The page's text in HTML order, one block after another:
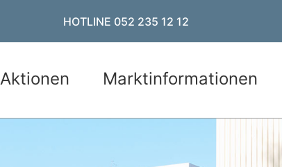
HOTLINE 052 235 12 12
Aktionen Marktinformationen